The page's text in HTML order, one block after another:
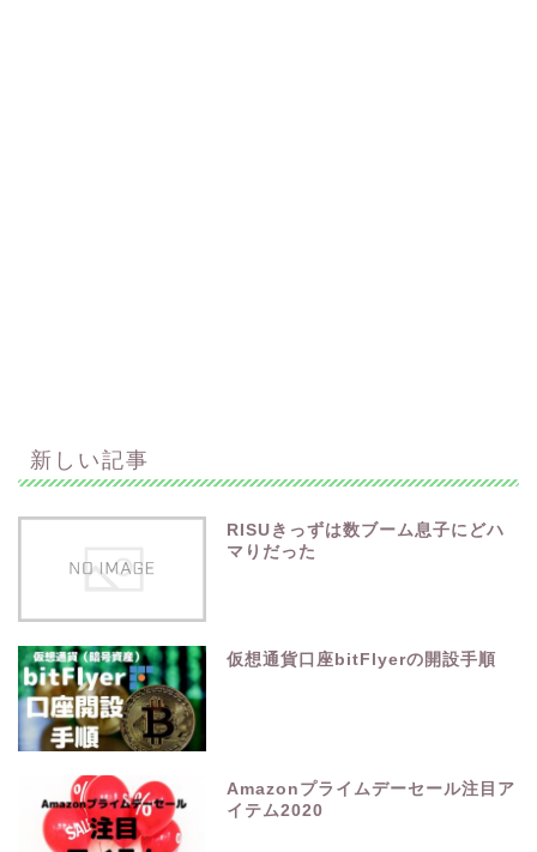
新しい記事
RISUきっずは数ブーム息子にどハ
マりだった
仮想通貨口座bitFlyerの開設手順
Amazonプライムデーセール注目ア
イテム2020